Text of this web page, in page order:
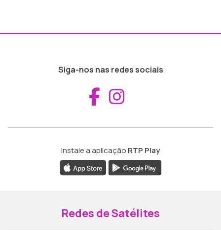
Siga-nos nas redes sociais
Aceder ao
Instale a aplicação RTP Play
Redes de Satélites